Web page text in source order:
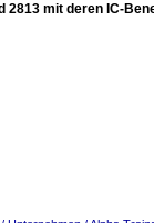
2813 mit deren IC-